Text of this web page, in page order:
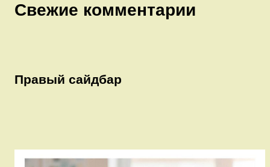
Свежие комментарии
Правый сайдбар